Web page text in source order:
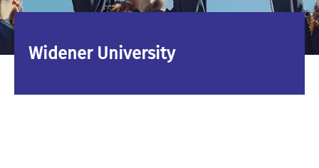
Widener University